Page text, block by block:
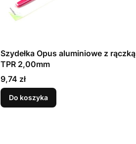
Szydełka Opus aluminiowe z rączką
TPR 2,00mm
Cena
9,74 zł
Do koszyka